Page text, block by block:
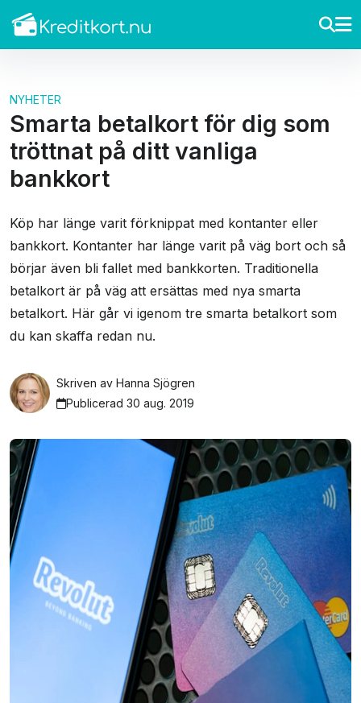
NYHETER
Smarta betalkort för dig som
tröttnat på ditt vanliga
bankkort
Köp har länge varit förknippat med kontanter eller
bankkort. Kontanter har länge varit på väg bort och så
börjar även bli fallet med bankkorten. Traditionella
betalkort är på väg att ersättas med nya smarta
betalkort. Här går vi igenom tre smarta betalkort som
du kan skaffa redan nu.
Skriven av Hanna Sjögren
Publicerad 30 aug. 2019